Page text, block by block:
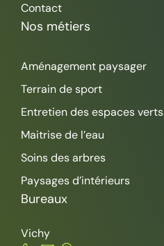
Contact
Nos métiers
Aménagement paysager
Terrain de sport
Entretien des espaces verts
Maitrise de l’eau
Soins des arbres
Paysages d’intérieurs
Bureaux
Vichy